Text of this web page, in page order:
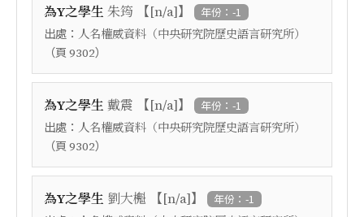
為Y之學生 朱筠 【[n/a]】 年份：-1
出處： 人名權威資料（中央研究院歷史語言研究所）
（頁 9302）
為Y之學生 戴震 【[n/a]】 年份：-1
出處： 人名權威資料（中央研究院歷史語言研究所）
（頁 9302）
為Y之學生 劉大櫆 【[n/a]】 年份：-1